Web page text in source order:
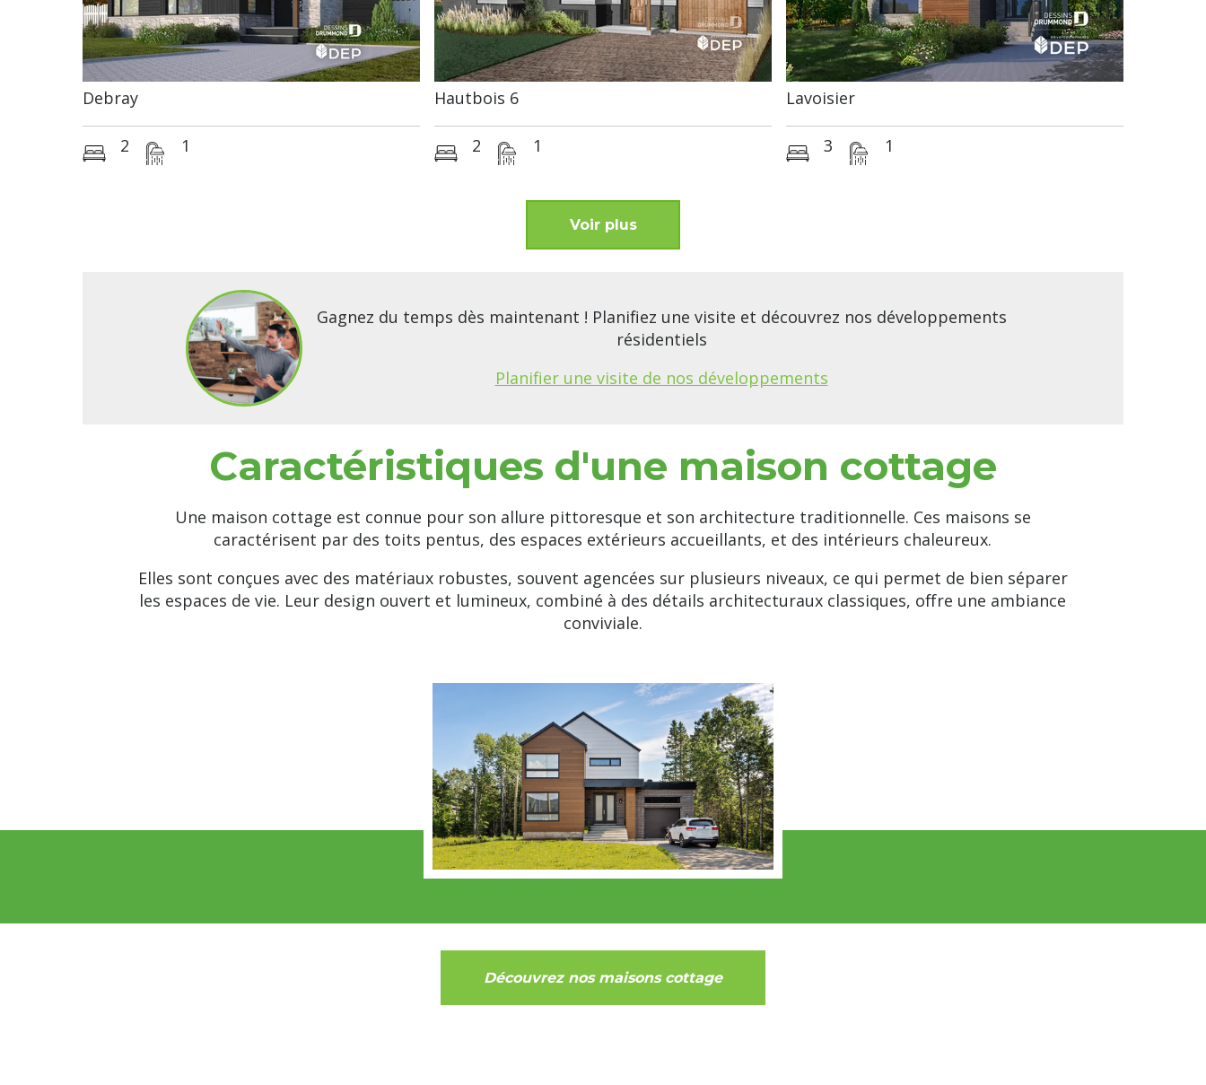
Debray
2 1
Hautbois 6
2 1
Lavoisier
3 1
Voir plus
Gagnez du temps dès maintenant ! Planifiez une visite et découvrez nos développements
résidentiels
Planifier une visite de nos développements
Caractéristiques d'une maison cottage
Une maison cottage est connue pour son allure pittoresque et son architecture traditionnelle. Ces maisons se
caractérisent par des toits pentus, des espaces extérieurs accueillants, et des intérieurs chaleureux.
Elles sont conçues avec des matériaux robustes, souvent agencées sur plusieurs niveaux, ce qui permet de bien séparer
les espaces de vie. Leur design ouvert et lumineux, combiné à des détails architecturaux classiques, offre une ambiance
conviviale.
Découvrez nos maisons cottage